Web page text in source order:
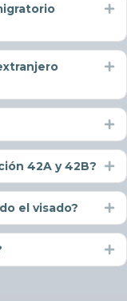
42A y 42B?
el visado?